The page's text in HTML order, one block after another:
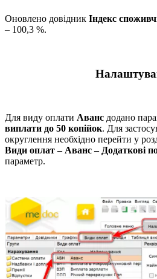
Оновлено довідник Індекс
– 100,3 %.
Для виду оплати Аванс додано
виплати до 50 копійок. Для
округлення необхідно перейти у
Види оплат – Аванс – Додаткові
параметр.